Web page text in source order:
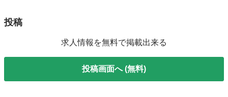
投稿
求人情報を無料で掲載出来る
投稿画面へ (無料)